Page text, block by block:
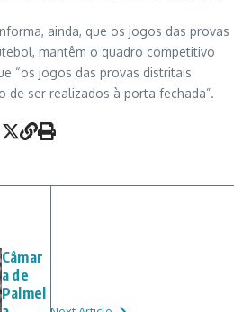
ainda, que os jogos das provas
mantêm o quadro competitivo
“os jogos das provas distritais
de ser realizados à porta fechada”.
Câmar
a de
Palmel